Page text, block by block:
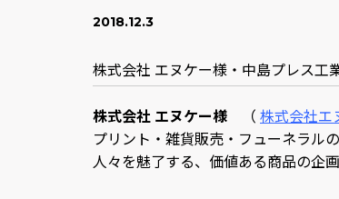
2018.12.3
株式会社 エヌケー様・中島プレス工
株式会社 エヌケー様 （ 株式会社エ
プリント・雑貨販売・フューネラル
人々を魅了する、価値ある商品の企